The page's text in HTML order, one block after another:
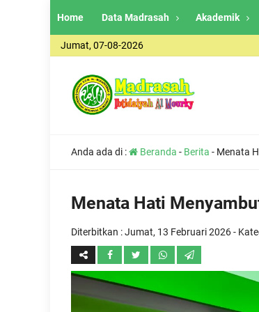
Home Data Madrasah Akademik
Jumat, 07-08-2026
Anda ada di : Beranda - Berita - Menata
Menata Hati
Diterbitkan :Jumat, 13 Februari 2026-